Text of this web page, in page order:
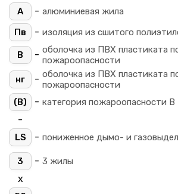
А - алюминиевая жила
Пв
- изоляция из сшитого
В - оболочка из ПВХ пластиката
пожароопасности
нг
- оболочка из ПВХ пластиката
пожароопасности
(B)
- категория пожароопасности B
-
LS - пониженное дымо- и
3 - 3 жилы
х